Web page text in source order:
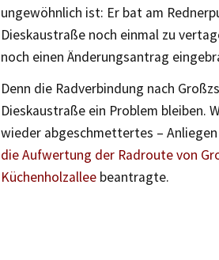
ungewöhnlich ist: Er bat am
Dieskaustraße noch einmal zu
noch einen Änderungsantrag
Denn die Radverbindung nach
Dieskaustraße ein Problem bleiben.
wieder abgeschmettertes –
die Aufwertung der Radroute von
Küchenholzallee beantragte.